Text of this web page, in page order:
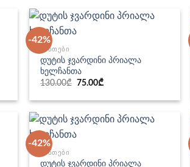
-42%
ᲩᲐᲜᲗᲔᲑᲘ
დუტის ჯვარდინი პრიალა
ხელჩანთა
130.00₾ Original
was:
75.00₾Current
is:
-42%
ᲩᲐᲜᲗᲔᲑᲘ
დუტის ჯვარდინი პრიალა